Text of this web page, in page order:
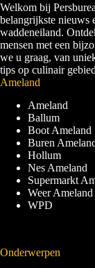
Welkom bij
belangrijkste nieuws
waddeneiland.
mensen met een
we u graag, van
tips op culinair
Ameland
Ameland
Ballum
Boot Ameland
Buren
Hollum
Nes Ameland
Supermarkt
Weer Ameland
WPD
Onderwerpen